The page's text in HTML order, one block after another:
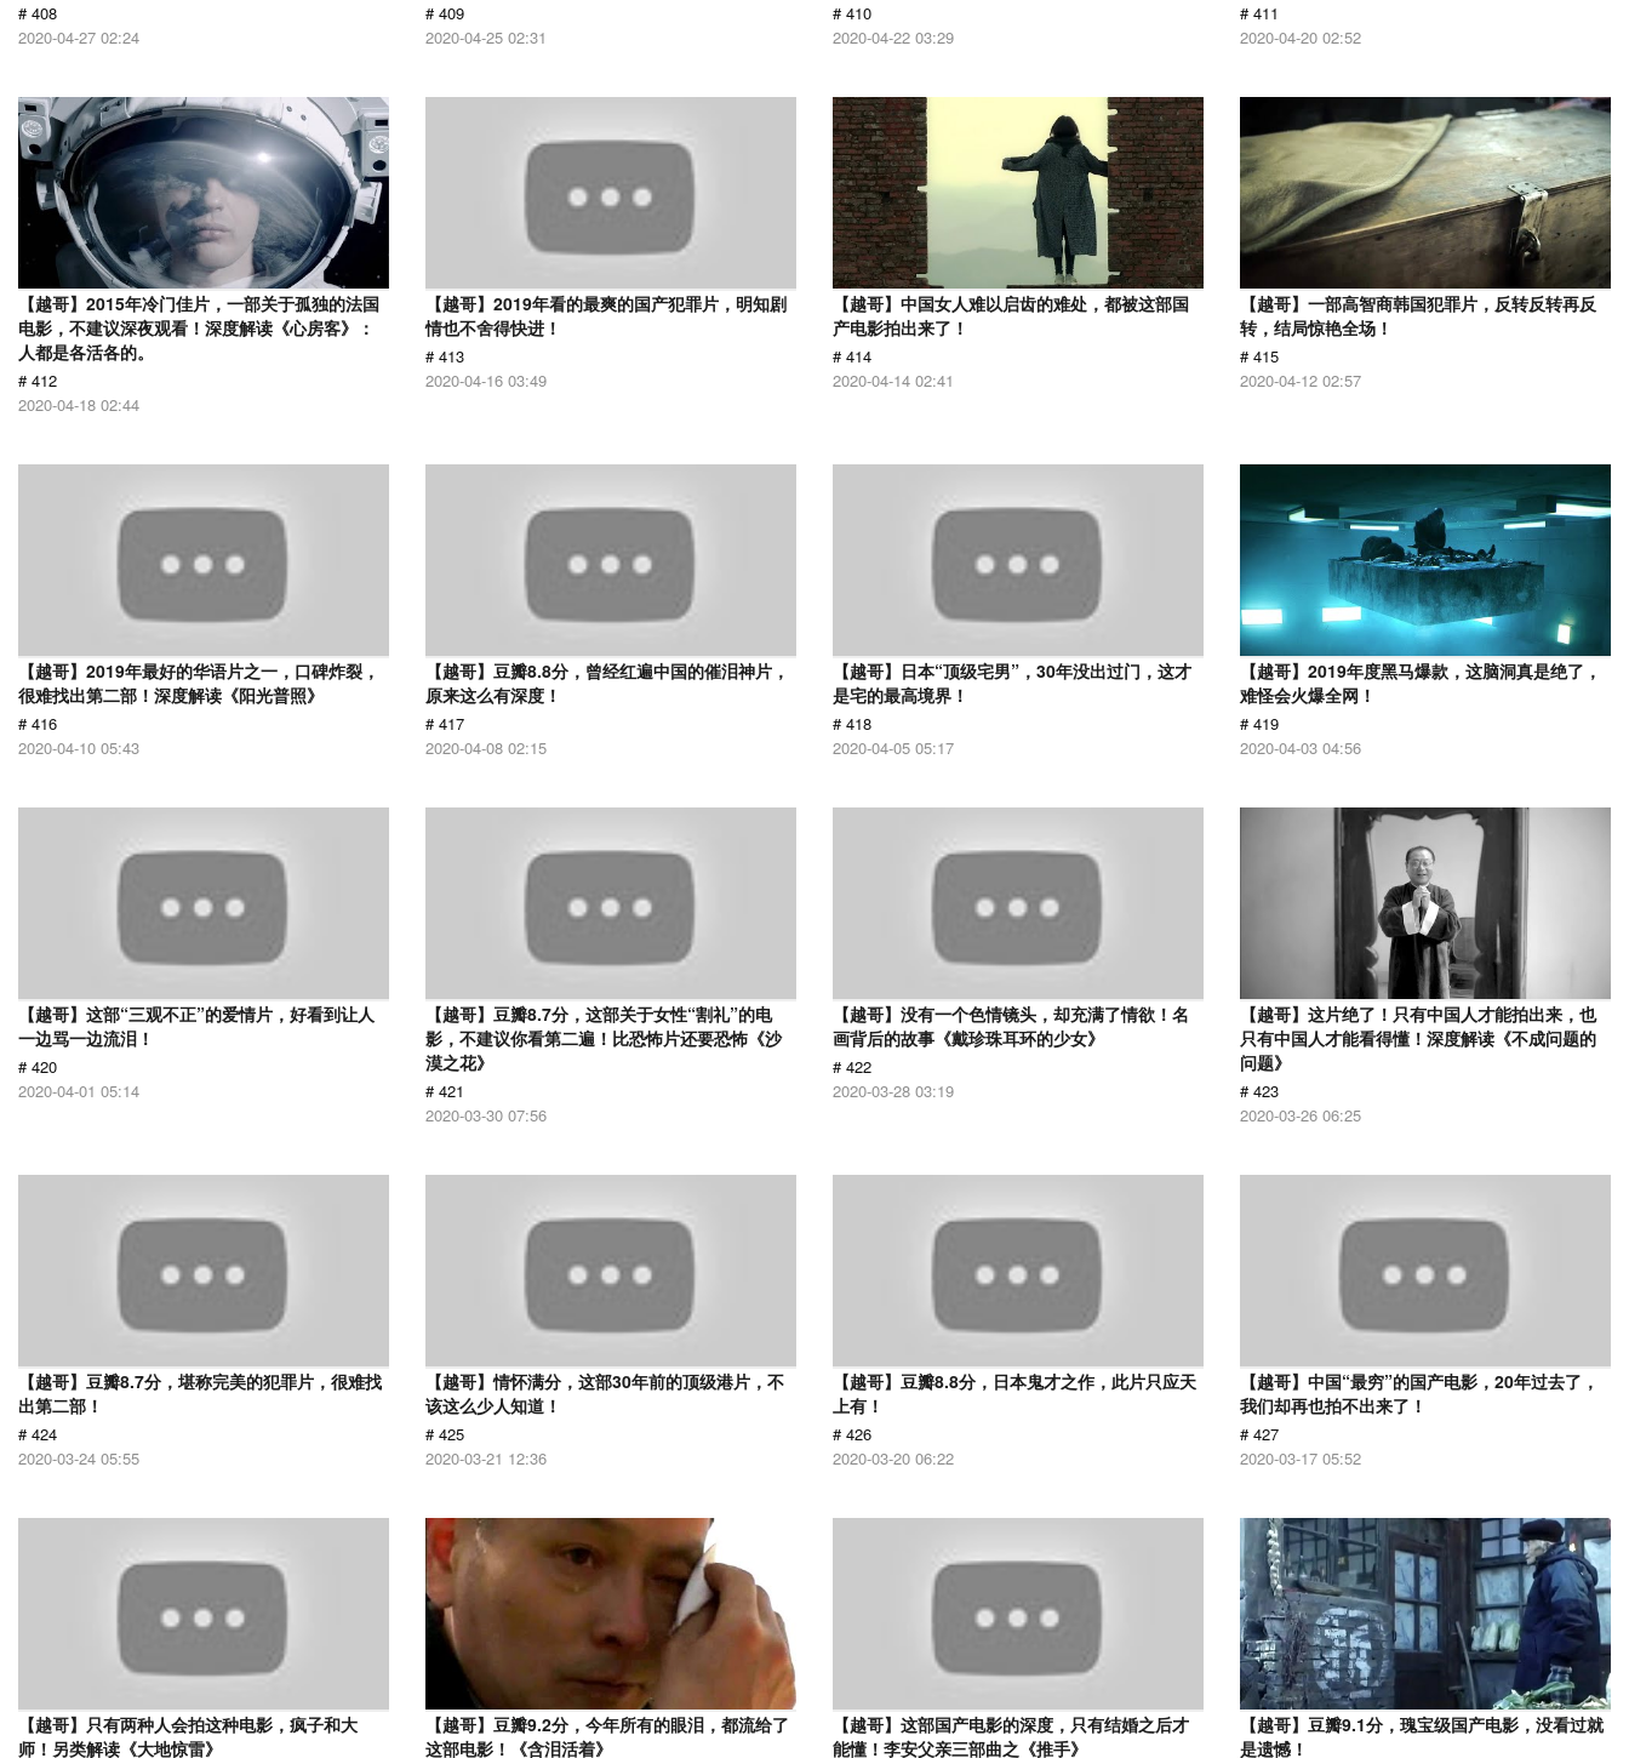
# 408
2020-04-27 02:24
# 409
2020-04-25 02:31
# 410
2020-04-22 03:29
# 411
2020-04-20 02:52
【越哥】2015年冷门佳片，一部关于孤独的法国
电影，不建议深夜观看！深度解读《心房客》：
人都是各活各的。
# 412
2020-04-18 02:44
【越哥】2019年看的最爽的国产犯罪片，明知剧
情也不舍得快进！
# 413
2020-04-16 03:49
【越哥】中国女人难以启齿的难处，都被这部国
产电影拍出来了！
# 414
2020-04-14 02:41
【越哥】一部高智商韩国犯罪片，反转反转再反
转，结局惊艳全场！
# 415
2020-04-12 02:57
【越哥】2019年最好的华语片之一，口碑炸裂，
很难找出第二部！深度解读《阳光普照》
# 416
2020-04-10 05:43
【越哥】豆瓣8.8分，曾经红遍中国的催泪神片，
原来这么有深度！
# 417
2020-04-08 02:15
【越哥】日本“顶级宅男”，30年没出过门，这才
是宅的最高境界！
# 418
2020-04-05 05:17
【越哥】2019年度黑马爆款，这脑洞真是绝了，
难怪会火爆全网！
# 419
2020-04-03 04:56
【越哥】这部“三观不正”的爱情片，好看到让人
一边骂一边流泪！
# 420
2020-04-01 05:14
【越哥】豆瓣8.7分，这部关于女性“割礼”的电
影，不建议你看第二遍！比恐怖片还要恐怖《沙
漠之花》
# 421
2020-03-30 07:56
【越哥】没有一个色情镜头，却充满了情欲！名
画背后的故事《戴珍珠耳环的少女》
# 422
2020-03-28 03:19
【越哥】这片绝了！只有中国人才能拍出来，也
只有中国人才能看得懂！深度解读《不成问题的
问题》
# 423
2020-03-26 06:25
【越哥】豆瓣8.7分，堪称完美的犯罪片，很难找
出第二部！
# 424
2020-03-24 05:55
【越哥】情怀满分，这部30年前的顶级港片，不
该这么少人知道！
# 425
2020-03-21 12:36
【越哥】豆瓣8.8分，日本鬼才之作，此片只应天
上有！
# 426
2020-03-20 06:22
【越哥】中国“最穷”的国产电影，20年过去了，
我们却再也拍不出来了！
# 427
2020-03-17 05:52
【越哥】只有两种人会拍这种电影，疯子和大
师！另类解读《大地惊雷》
【越哥】豆瓣9.2分，今年所有的眼泪，都流给了
这部电影！《含泪活着》
【越哥】这部国产电影的深度，只有结婚之后才
能懂！李安父亲三部曲之《推手》
【越哥】豆瓣9.1分，瑰宝级国产电影，没看过就
是遗憾！